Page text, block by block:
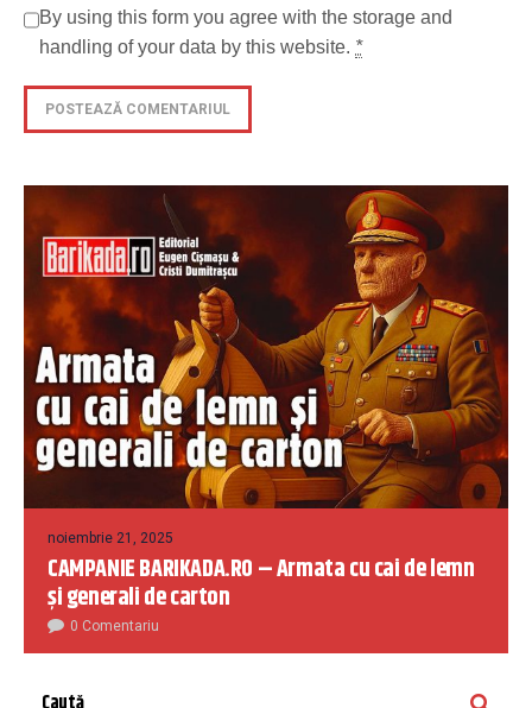
By using this form you agree with the storage and
handling of your data by this website. *
noiembrie 21, 2025
CAMPANIE BARIKADA.RO – Armata cu cai de lemn
și generali de carton
0 Comentariu